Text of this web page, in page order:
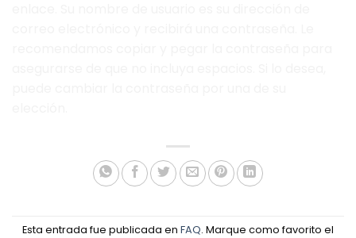
Esta entrada fue publicada en FAQ. Marque como favorito el